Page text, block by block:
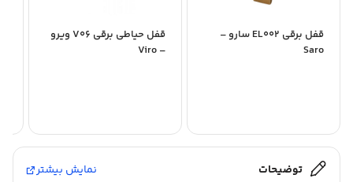
قفل برقی EL002 سارو –
Saro
قفل حیاطی برقی V06 ویرو
– Viro
توضیحات نمایش بیشتر